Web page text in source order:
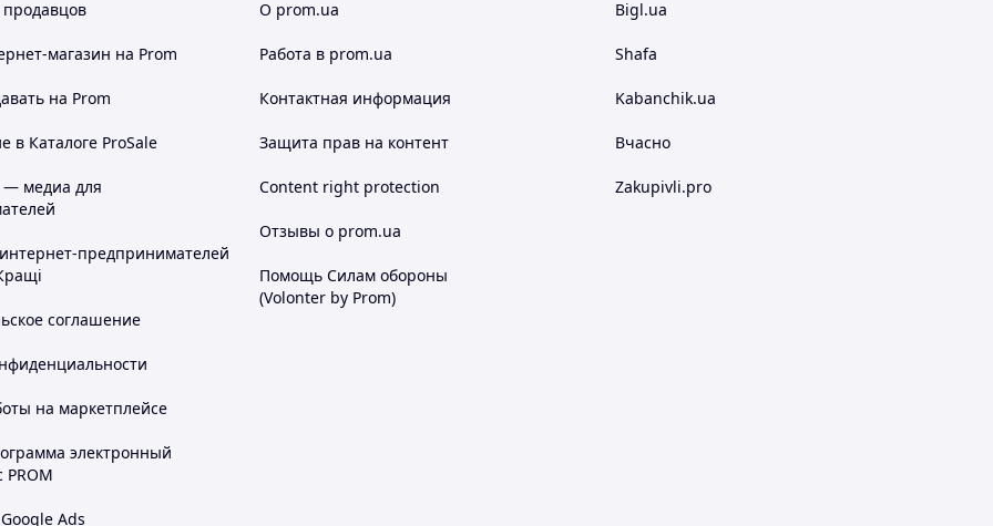
изолировать растопленным шоколадом,
не более суток в коробке или накрыв посудой.
магазин на Prom
на Prom
в Каталоге ProSale
— медиа для
предпринимателей
соглашение
на маркетплейсе
электронный
PROM
Ads
О prom.ua
Работа в prom.ua
Контактная информация
Защита прав на контент
Content right protection
Отзывы о prom.ua
Помощь Силам обороны
(Volonter by Prom)
Bigl.ua
Shafa
Kabanchik.ua
Вчасно
Zakupivli.pro